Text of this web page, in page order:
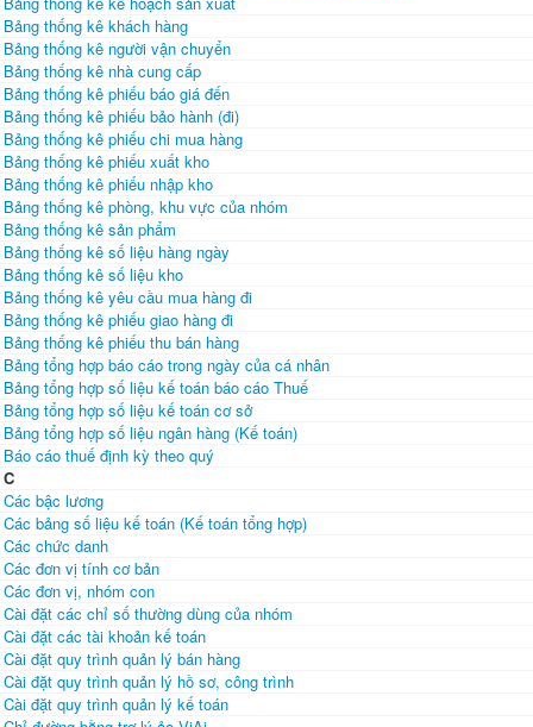
Bảng thống kê khách hàng
Bảng thống kê người vận chuyển
Bảng thống kê nhà cung cấp
Bảng thống kê phiếu báo giá đến
Bảng thống kê phiếu bảo hành (đi)
Bảng thống kê phiếu chi mua hàng
Bảng thống kê phiếu xuất kho
Bảng thống kê phiếu nhập kho
Bảng thống kê phòng, khu vực của nhóm
Bảng thống kê sản phẩm
Bảng thống kê số liệu hàng ngày
Bảng thống kê số liệu kho
Bảng thống kê yêu cầu mua hàng đi
Bảng thống kê phiếu giao hàng đi
Bảng thống kê phiếu thu bán hàng
Bảng tổng hợp báo cáo trong ngày của cá nhân
Bảng tổng hợp số liệu kế toán báo cáo Thuế
Bảng tổng hợp số liệu kế toán cơ sở
Bảng tổng hợp số liệu ngân hàng (Kế toán)
Báo cáo thuế định kỳ theo quý
C
Các bậc lương
Các bảng số liệu kế toán (Kế toán tổng hợp)
Các chức danh
Các đơn vị tính cơ bản
Các đơn vị, nhóm con
Cài đặt các chỉ số thường dùng của nhóm
Cài đặt các tài khoản kế toán
Cài đặt quy trình quản lý bán hàng
Cài đặt quy trình quản lý hồ sơ, công trình
Cài đặt quy trình quản lý kế toán